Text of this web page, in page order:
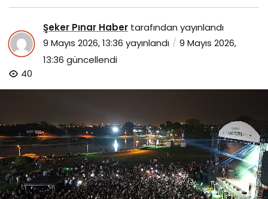
Şeker Pınar Haber tarafından yayınlandı
9 Mayıs 2026, 13:36 yayınlandı
9 Mayıs 2026,
13:36 güncellendi
40